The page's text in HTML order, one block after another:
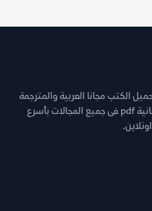
الكتب مجانا العربية والمترجمة
والروايات والقصص وغيرها من كتب مجانية pdf فى جميع المجالات بأسرع